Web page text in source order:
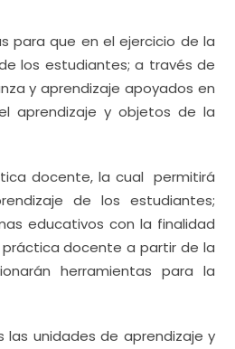
para que en el ejercicio de la
los estudiantes; a través de
y aprendizaje apoyados en
aprendizaje y objetos de la
docente, la cual permitirá
de los estudiantes;
educativos con la finalidad
docente a partir de la
herramientas para la
unidades de aprendizaje y